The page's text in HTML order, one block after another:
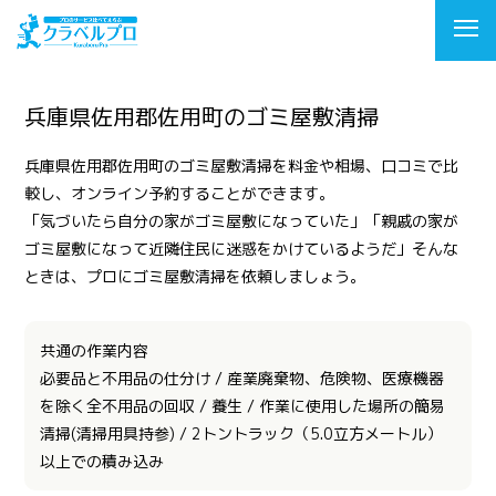
兵庫県佐用郡佐用町のゴミ屋敷清掃
兵庫県佐用郡佐用町のゴミ屋敷清掃を料金や相場、口コミで比
較し、オンライン予約することができます。
「気づいたら自分の家がゴミ屋敷になっていた」「親戚の家が
ゴミ屋敷になって近隣住民に迷惑をかけているようだ」そんな
ときは、プロにゴミ屋敷清掃を依頼しましょう。
共通の作業内容
必要品と不用品の仕分け / 産業廃棄物、危険物、医療機器
を除く全不用品の回収 / 養生 / 作業に使用した場所の簡易
清掃(清掃用具持参) / 2トントラック（5.0立方メートル）
以上での積み込み